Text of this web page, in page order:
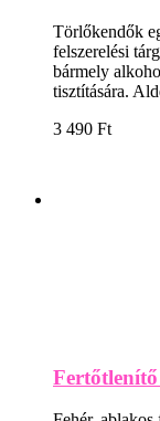
Törlőkendők
felszerelési
bármely
tisztítására.
3 490 Ft